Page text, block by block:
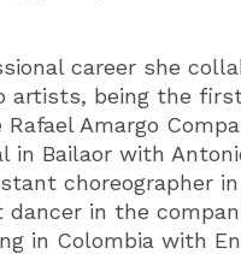
career she
artists, being the
Rafael Amargo
in Bailaor with
choreographer
in the
in Colombia with